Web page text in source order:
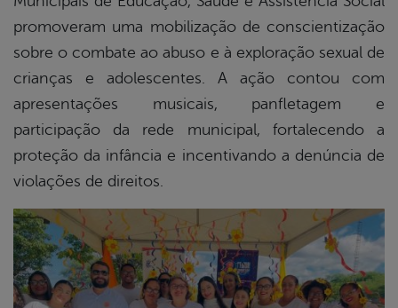
promoveram uma mobilização de conscientização
sobre o combate ao abuso e à exploração sexual de
crianças e adolescentes. A ação contou com
apresentações musicais, panfletagem e
participação da rede municipal, fortalecendo a
proteção da infância e incentivando a denúncia de
violações de direitos.